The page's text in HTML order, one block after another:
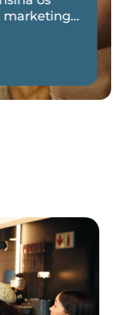
marketing